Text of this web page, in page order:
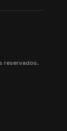
reservados.